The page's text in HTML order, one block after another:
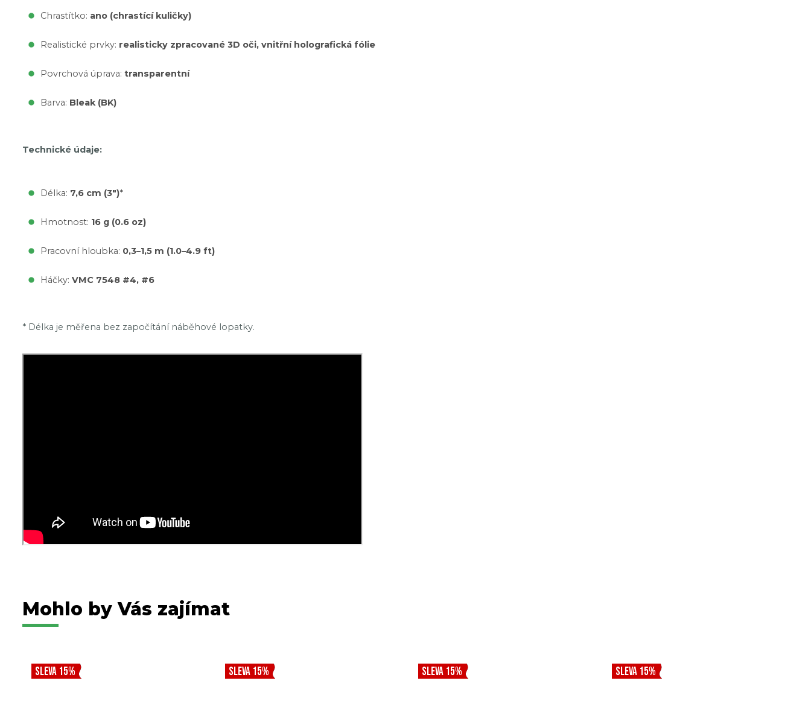
Chrastítko: ano (chrastící kuličky)
Realistické prvky: realisticky zpracované 3D oči, vnitřní holografická fólie
Povrchová úprava: transparentní
Barva: Bleak (BK)
Technické údaje:
Délka: 7,6 cm (3")*
Hmotnost: 16 g (0.6 oz)
Pracovní hloubka: 0,3–1,5 m (1.0–4.9 ft)
Háčky: VMC 7548 #4, #6
* Délka je měřena bez započítání náběhové lopatky.
Mohlo by Vás zajímat
SLEVA 15% SLEVA 15% SLEVA 15% SLEVA 15%